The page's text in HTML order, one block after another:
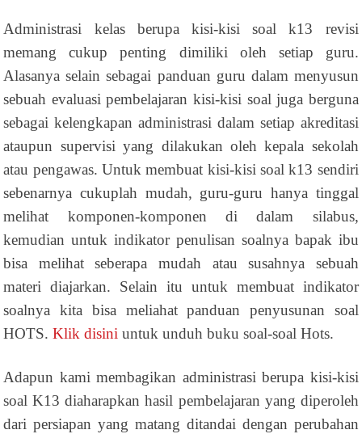
Administrasi kelas berupa kisi-kisi soal k13 revisi
memang cukup penting dimiliki oleh setiap guru.
Alasanya selain sebagai panduan guru dalam menyusun
sebuah evaluasi pembelajaran kisi-kisi soal juga berguna
sebagai kelengkapan administrasi dalam setiap akreditasi
ataupun supervisi yang dilakukan oleh kepala sekolah
atau pengawas. Untuk membuat kisi-kisi soal k13 sendiri
sebenarnya cukuplah mudah, guru-guru hanya tinggal
melihat komponen-komponen di dalam silabus,
kemudian untuk indikator penulisan soalnya bapak ibu
bisa melihat seberapa mudah atau susahnya sebuah
materi diajarkan. Selain itu untuk membuat indikator
soalnya kita bisa meliahat panduan penyusunan soal
HOTS.Klik disini untuk unduh buku soal-soal Hots.
Adapun kami membagikan administrasi berupa kisi-kisi
soal K13 diaharapkan hasil pembelajaran yang diperoleh
dari persiapan yang matang ditandai dengan perubahan